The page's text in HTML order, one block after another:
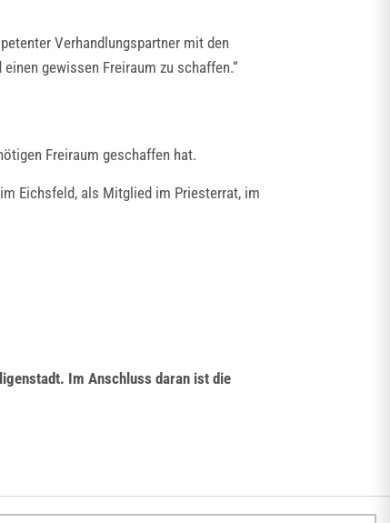
Verhandlungspartner mit den
gewissen Freiraum zu schaffen.“
Freiraum geschaffen hat.
Eichsfeld, als Mitglied im Priesterrat, im
Im Anschluss daran ist die